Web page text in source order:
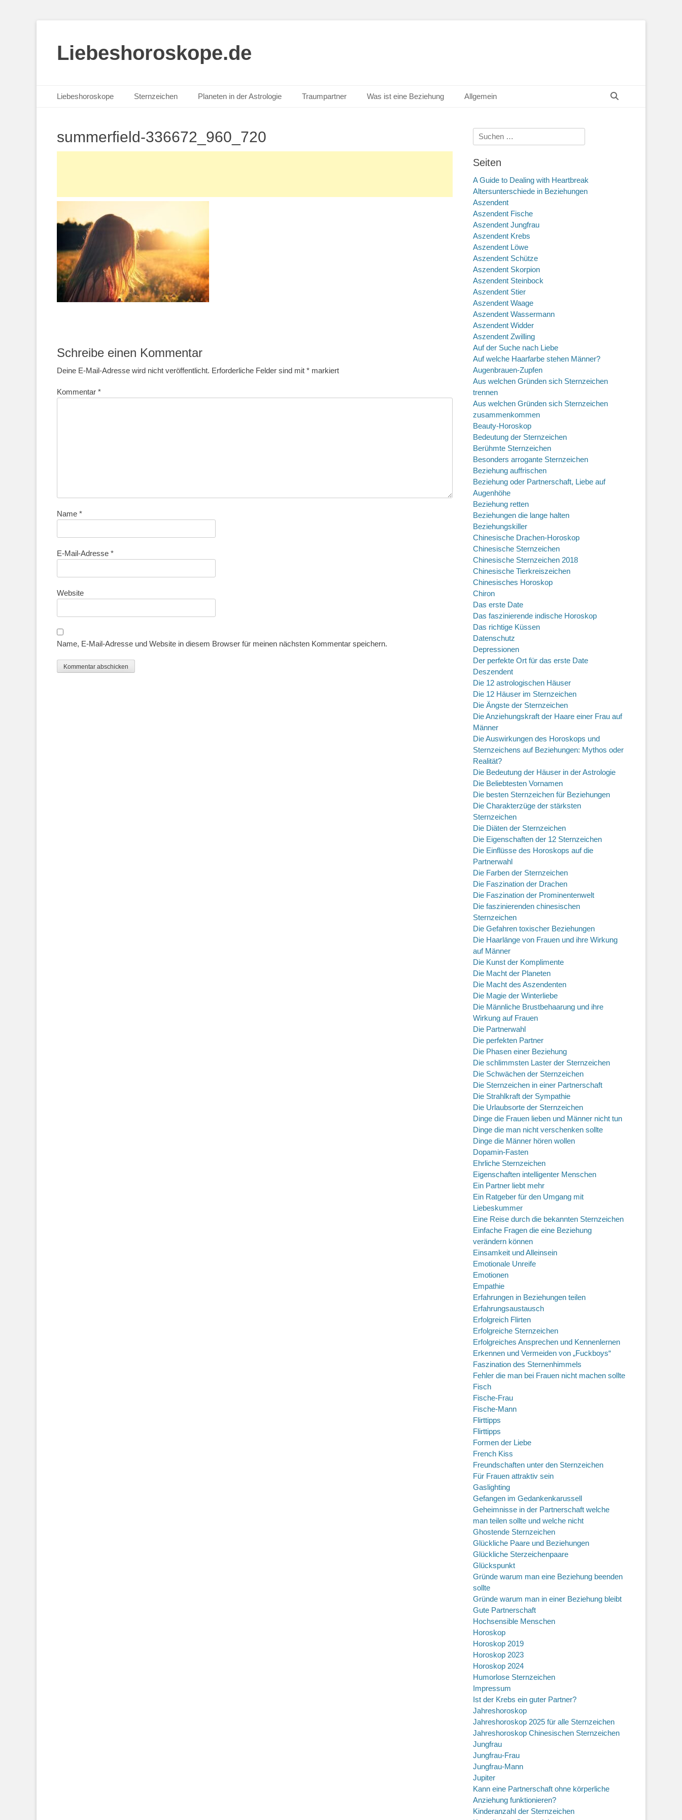
Liebeshoroskope.de
Primäres Menü
Inhalt
Liebeshoroskope Sternzeichen Planeten in der Astrologie Traumpartner Was ist eine Beziehung Allgemein
summerfield-336672_960_720
Schreibe einen Kommentar
Deine E-Mail-Adresse wird nicht veröffentlicht. Erforderliche Felder sind mit * markiert
Kommentar *
Name *
E-Mail-Adresse *
Website
Name, E-Mail-Adresse und Website in diesem Browser für meinen nächsten Kommentar speichern.
Suche
nach:
Seiten
A Guide to Dealing with Heartbreak
Altersunterschiede in Beziehungen
Aszendent
Aszendent Fische
Aszendent Jungfrau
Aszendent Krebs
Aszendent Löwe
Aszendent Schütze
Aszendent Skorpion
Aszendent Steinbock
Aszendent Stier
Aszendent Waage
Aszendent Wassermann
Aszendent Widder
Aszendent Zwilling
Auf der Suche nach Liebe
Auf welche Haarfarbe stehen Männer?
Augenbrauen-Zupfen
Aus welchen Gründen sich Sternzeichen
trennen
Aus welchen Gründen sich Sternzeichen
zusammenkommen
Beauty-Horoskop
Bedeutung der Sternzeichen
Berühmte Sternzeichen
Besonders arrogante Sternzeichen
Beziehung auffrischen
Beziehung oder Partnerschaft, Liebe auf
Augenhöhe
Beziehung retten
Beziehungen die lange halten
Beziehungskiller
Chinesische Drachen-Horoskop
Chinesische Sternzeichen
Chinesische Sternzeichen 2018
Chinesische Tierkreiszeichen
Chinesisches Horoskop
Chiron
Das erste Date
Das faszinierende indische Horoskop
Das richtige Küssen
Datenschutz
Depressionen
Der perfekte Ort für das erste Date
Deszendent
Die 12 astrologischen Häuser
Die 12 Häuser im Sternzeichen
Die Ängste der Sternzeichen
Die Anziehungskraft der Haare einer Frau auf
Männer
Die Auswirkungen des Horoskops und
Sternzeichens auf Beziehungen: Mythos oder
Realität?
Die Bedeutung der Häuser in der Astrologie
Die Beliebtesten Vornamen
Die besten Sternzeichen für Beziehungen
Die Charakterzüge der stärksten
Sternzeichen
Die Diäten der Sternzeichen
Die Eigenschaften der 12 Sternzeichen
Die Einflüsse des Horoskops auf die
Partnerwahl
Die Farben der Sternzeichen
Die Faszination der Drachen
Die Faszination der Prominentenwelt
Die faszinierenden chinesischen
Sternzeichen
Die Gefahren toxischer Beziehungen
Die Haarlänge von Frauen und ihre Wirkung
auf Männer
Die Kunst der Komplimente
Die Macht der Planeten
Die Macht des Aszendenten
Die Magie der Winterliebe
Die Männliche Brustbehaarung und ihre
Wirkung auf Frauen
Die Partnerwahl
Die perfekten Partner
Die Phasen einer Beziehung
Die schlimmsten Laster der Sternzeichen
Die Schwächen der Sternzeichen
Die Sternzeichen in einer Partnerschaft
Die Strahlkraft der Sympathie
Die Urlaubsorte der Sternzeichen
Dinge die Frauen lieben und Männer nicht tun
Dinge die man nicht verschenken sollte
Dinge die Männer hören wollen
Dopamin-Fasten
Ehrliche Sternzeichen
Eigenschaften intelligenter Menschen
Ein Partner liebt mehr
Ein Ratgeber für den Umgang mit
Liebeskummer
Eine Reise durch die bekannten Sternzeichen
Einfache Fragen die eine Beziehung
verändern können
Einsamkeit und Alleinsein
Emotionale Unreife
Emotionen
Empathie
Erfahrungen in Beziehungen teilen
Erfahrungsaustausch
Erfolgreich Flirten
Erfolgreiche Sternzeichen
Erfolgreiches Ansprechen und Kennenlernen
Erkennen und Vermeiden von „Fuckboys“
Faszination des Sternenhimmels
Fehler die man bei Frauen nicht machen sollte
Fisch
Fische-Frau
Fische-Mann
Flirttipps
Flirttipps
Formen der Liebe
French Kiss
Freundschaften unter den Sternzeichen
Für Frauen attraktiv sein
Gaslighting
Gefangen im Gedankenkarussell
Geheimnisse in der Partnerschaft welche
man teilen sollte und welche nicht
Ghostende Sternzeichen
Glückliche Paare und Beziehungen
Glückliche Sterzeichenpaare
Glückspunkt
Gründe warum man eine Beziehung beenden
sollte
Gründe warum man in einer Beziehung bleibt
Gute Partnerschaft
Hochsensible Menschen
Horoskop
Horoskop 2019
Horoskop 2023
Horoskop 2024
Humorlose Sternzeichen
Impressum
Ist der Krebs ein guter Partner?
Jahreshoroskop
Jahreshoroskop 2025 für alle Sternzeichen
Jahreshoroskop Chinesischen Sternzeichen
Jungfrau
Jungfrau-Frau
Jungfrau-Mann
Jupiter
Kann eine Partnerschaft ohne körperliche
Anziehung funktionieren?
Kinderanzahl der Sternzeichen